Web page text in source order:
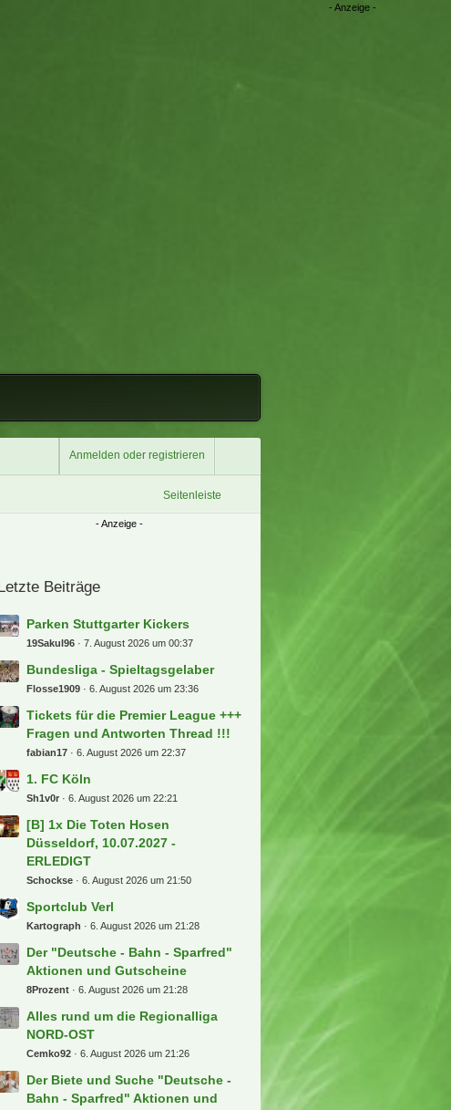
Anmelden oder registrieren
Seitenleiste
Letzte Beiträge
Parken Stuttgarter Kickers
19Sakul96 7. August 2026 um 00:37
Bundesliga - Spieltagsgelaber
Flosse1909 6. August 2026 um 23:36
Tickets für die Premier League +++
Fragen und Antworten Thread !!!